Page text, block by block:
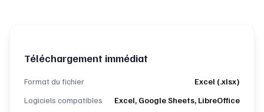
Téléchargement immédiat
Format du fichier
Excel (.xlsx)
Logiciels compatibles
Excel, Google Sheets, LibreOffice